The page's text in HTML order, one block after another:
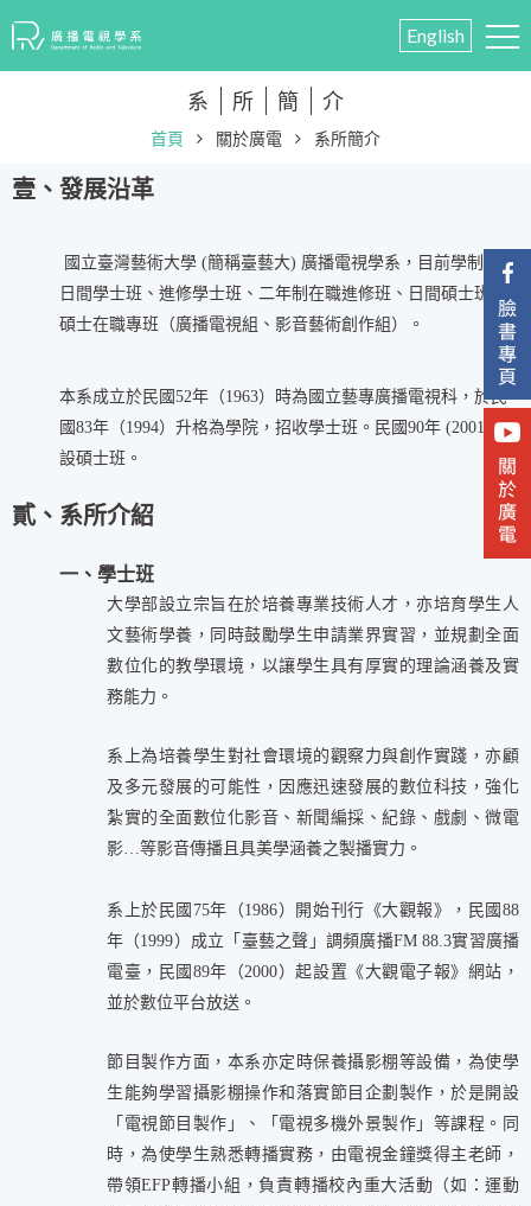
English
系 所 簡 介
首頁 關於廣電 系所簡介
壹、發展沿革
國立臺灣藝術大學 (簡稱臺藝大) 廣播電視學系，目前學制設有
日間學士班、進修學士班、二年制在職進修班、日間碩士班、
碩士在職專班（廣播電視組、影音藝術創作組）。
本系成立於民國52年（1963）時為國立藝專廣播電視科，於民
國83年（1994）升格為學院，招收學士班。民國90年 (2001) 開
設碩士班。
貳 、系所介紹
一、學士班
大學部設立宗旨在於培養專業技術人才，亦培育學生人
文藝術學養，同時鼓勵學生申請業界實習，並規劃全面
數位化的教學環境， 以讓學生具有厚實的理論涵養及實
務能力。
系上為培養學生對社會環境的觀察力與創作實踐，亦顧
及多元發展的可能性，因應迅速發展的數位科技，強化
紮實的全面數位化影音、新聞編採、紀錄、戲劇、微電
影…等影音傳播且具美學涵養之製播實力。
系上於民國75年（1986）開始刊行《大觀報》，民國88
年（1999）成立「臺藝之聲」調頻廣播FM 88.3實習廣播
電臺，民國89年（2000）起設置《大觀電子報》網站，
並於數位平台放送。
節目製作方面，本系亦定時保養攝影棚等設備，為使學
生能夠學習攝影棚操作和落實節目企劃製作，於是開設
「電視節目製作」、「電視多機外景製作」等課程。同
時，為使學生熟悉轉播實務，由電視金鐘獎得主老師，
帶領EFP轉播小組，負責轉播校內重大活動（如：運動